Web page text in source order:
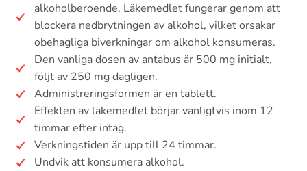
alkoholberoende. Läkemedlet fungerar genom att
blockera nedbrytningen av alkohol, vilket orsakar
obehagliga biverkningar om alkohol konsumeras.
Den vanliga dosen av antabus är 500 mg initialt,
följt av 250 mg dagligen.
Administreringsformen är en tablett.
Effekten av läkemedlet börjar vanligtvis inom 12
timmar efter intag.
Verkningstiden är upp till 24 timmar.
Undvik att konsumera alkohol.